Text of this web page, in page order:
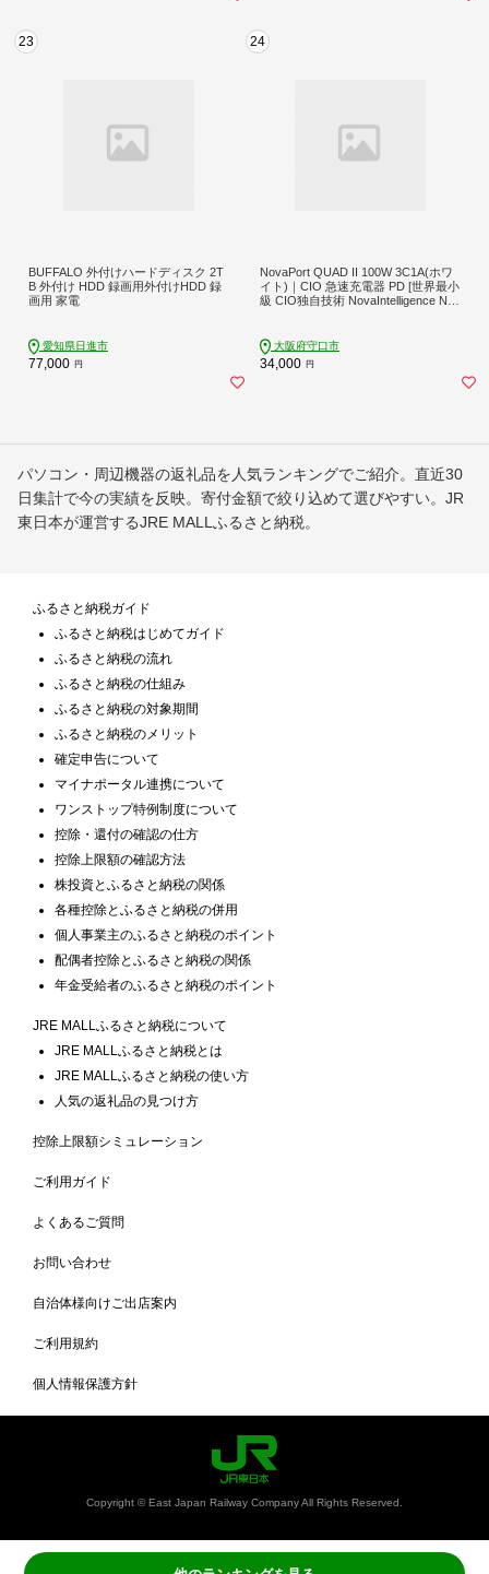
23
BUFFALO 外付けハードディスク 2T
B 外付け HDD 録画用外付けHDD 録
画用 家電
愛知県日進市
77,000 円
24
NovaPort QUAD II 100W 3C1A(ホワ
イト)｜CIO 急速充電器 PD [世界最小
級 CIO独自技術 NovaIntelligence Nov
量 iPhone 15 Android Galaxy MacBoo
k iPad向け ノートPC [2529]
大阪府守口市
34,000 円
パソコン・周辺機器の返礼品を人気ランキングでご紹介。直近30
日集計で今の実績を反映。寄付金額で絞り込めて選びやすい。JR
東日本が運営するJRE MALLふるさと納税。
ふるさと納税ガイド
ふるさと納税はじめてガイド
ふるさと納税の流れ
ふるさと納税の仕組み
ふるさと納税の対象期間
ふるさと納税のメリット
確定申告について
マイナポータル連携について
ワンストップ特例制度について
控除・還付の確認の仕方
控除上限額の確認方法
株投資とふるさと納税の関係
各種控除とふるさと納税の併用
個人事業主のふるさと納税のポイント
配偶者控除とふるさと納税の関係
年金受給者のふるさと納税のポイント
JRE MALLふるさと納税について
JRE MALLふるさと納税とは
JRE MALLふるさと納税の使い方
人気の返礼品の見つけ方
控除上限額シミュレーション
ご利用ガイド
よくあるご質問
お問い合わせ
自治体様向けご出店案内
ご利用規約
個人情報保護方針
Copyright © East Japan Railway Company All Rights Reserved.